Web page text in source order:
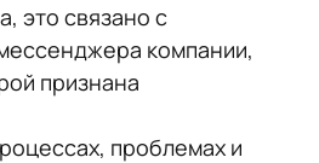
это связано с
компании,
признана
проблемах и